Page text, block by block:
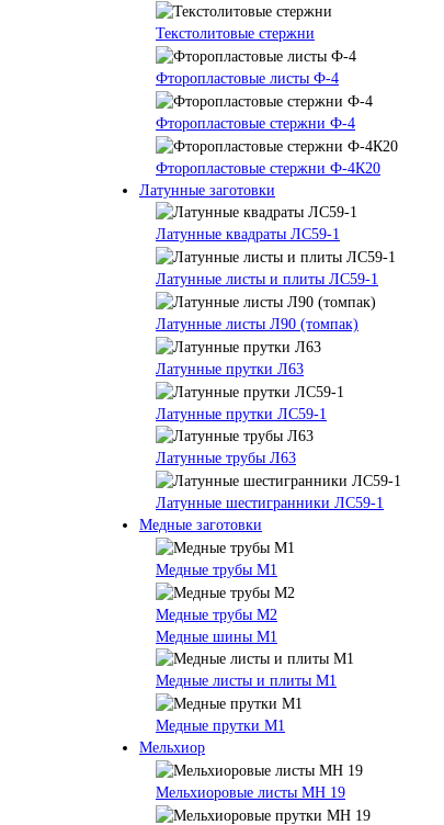
Текстолитовые стержни
Фторопластовые листы Ф-4
Фторопластовые стержни Ф-4
Фторопластовые стержни Ф-4К20
Латунные заготовки
Латунные квадраты ЛС59-1
Латунные листы и плиты ЛС59-1
Латунные листы Л90 (томпак)
Латунные прутки Л63
Латунные прутки ЛС59-1
Латунные трубы Л63
Латунные шестигранники ЛС59-1
Медные заготовки
Медные трубы М1
Медные трубы М2
Медные шины М1
Медные листы и плиты М1
Медные прутки М1
Мельхиор
Мельхиоровые листы МН 19